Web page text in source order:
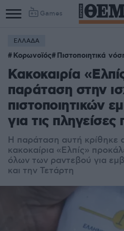
Games
ΕΛΛΑΔΑ
Κορωνοϊός Πιστοποιητικά
Κακοκαιρία
παράταση στην
πιστοποιητικών
για τις πληγείσες
Η παράταση αυτή κρίθηκε
κακοκαίρια «Ελπίς»
όλων των ραντεβού για
και την Τετάρτη